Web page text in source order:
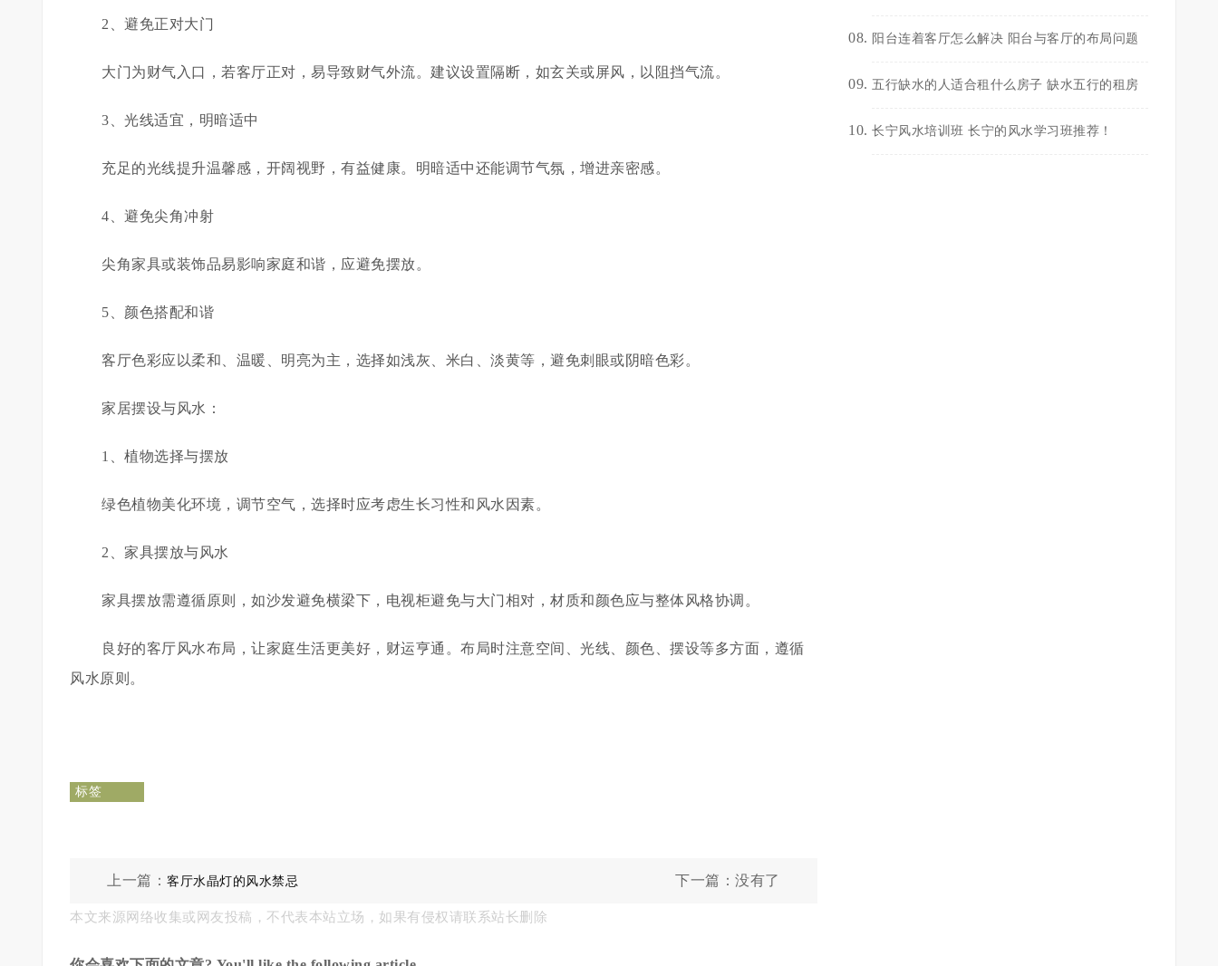
2、避免正对大门
大门为财气入口，若客厅正对，易导致财气外流。建议设置隔断，如玄关或屏风，以阻挡气流。
3、光线适宜，明暗适中
充足的光线提升温馨感，开阔视野，有益健康。明暗适中还能调节气氛，增进亲密感。
4、避免尖角冲射
尖角家具或装饰品易影响家庭和谐，应避免摆放。
5、颜色搭配和谐
客厅色彩应以柔和、温暖、明亮为主，选择如浅灰、米白、淡黄等，避免刺眼或阴暗色彩。
家居摆设与风水：
1、植物选择与摆放
绿色植物美化环境，调节空气，选择时应考虑生长习性和风水因素。
2、家具摆放与风水
家具摆放需遵循原则，如沙发避免横梁下，电视柜避免与大门相对，材质和颜色应与整体风格协调。
良好的客厅风水布局，让家庭生活更美好，财运亨通。布局时注意空间、光线、颜色、摆设等多方面，遵循
风水原则。
标签
上一篇：客厅水晶灯的风水禁忌 下一篇：没有了
本文来源网络收集或网友投稿，不代表本站立场，如果有侵权请联系站长删除
阳台连着客厅怎么解决 阳台与客厅的布局问题
五行缺水的人适合租什么房子 缺水五行的租房
长宁风水培训班 长宁的风水学习班推荐！